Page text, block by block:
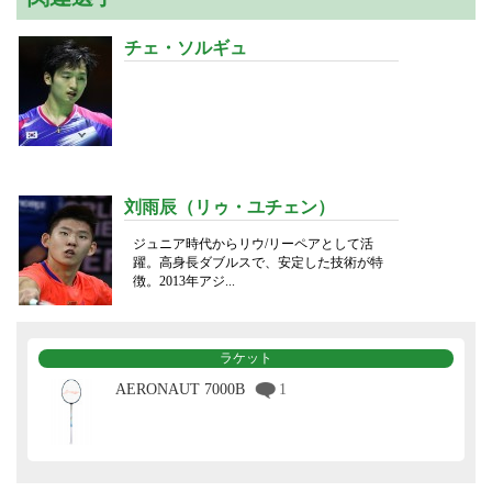
チェ・ソルギュ
刘雨辰（リゥ・ユチェン）
ジュニア時代からリウ/リーペアとして活
躍。高身長ダブルスで、安定した技術が特
徴。2013年アジ...
ラケット
AERONAUT 7000B 1